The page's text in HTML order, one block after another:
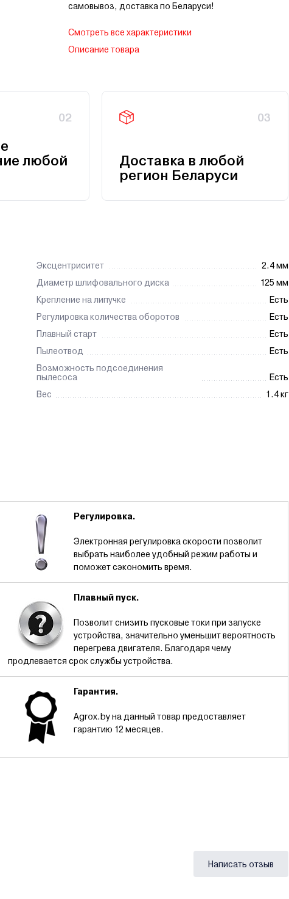
самовывоз, доставка по Беларуси!
Смотреть все характеристики
Описание товара
02
любой
03
Доставка в любой
регион Беларуси
Эксцентриситет
2.4 мм
Диаметр шлифовального диска
125 мм
Крепление на липучке
Есть
Регулировка количества оборотов
Есть
Плавный старт
Есть
Пылеотвод
Есть
Возможность подсоединения
пылесоса
Есть
Вес
1.4 кг
Регулировка.
Электронная регулировка скорости позволит
выбрать наиболее удобный режим работы и
поможет сэкономить время.
Плавный пуск.
Позволит снизить пусковые токи при запуске
устройства, значительно уменьшит вероятность
перегрева двигателя. Благодаря чему
продлевается срок службы устройства.
Гарантия.
Agrox.by на данный товар предоставляет
гарантию 12 месяцев.
Написать отзыв